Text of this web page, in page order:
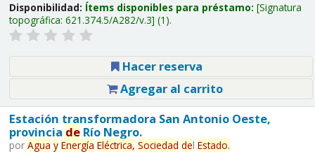
Disponibilidad: Ítems disponibles para préstamo: Signatura
topográfica: 621.374.5/A282/v.3 (1).
Hacer reserva
Agregar al carrito
Estación transformadora San Antonio Oeste,
provincia deRío Negro.
por Agua y Energía Eléctrica, Sociedad del Estado.